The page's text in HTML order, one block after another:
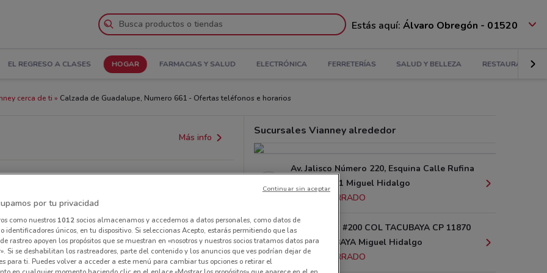
Estás aquí: Álvaro Obregón - 01520
EL REGRESO A CLASES HOGAR FARMACIAS Y SALUD ELECTRÓNICA FERRETERÍAS SALUD Y BELLEZA RESTAURANTES
cerca de ti Calzada de Guadalupe, Numero 661 - Ofertas teléfonos e horarios
Más info
Sucursales Vianney alrededor
Av. Jalisco Número 220, Esquina Calle Rufina
No. 3 Local 1 Miguel Hidalgo
CERRADO
AV JALISCO #200 COL TACUBAYA CP 11870
COL TACUBAYA Miguel Hidalgo
2.5 km
CERRADO
por tu privacidad
como nuestros 1012socios almacenamos y accedemos a datos personales, como datos de
identificadores únicos, en tu dispositivo. Si seleccionas Acepto, estarás permitiendo que las
rastreo apoyen los propósitos que se muestran en «nosotros y nuestros socios tratamos datos para
Si se deshabilitan los rastreadores, parte del contenido y los anuncios que ves podrían dejar de
para ti. Puedes volver a acceder a este menú para cambiar tus opciones o retirar el
Continuar sin aceptar